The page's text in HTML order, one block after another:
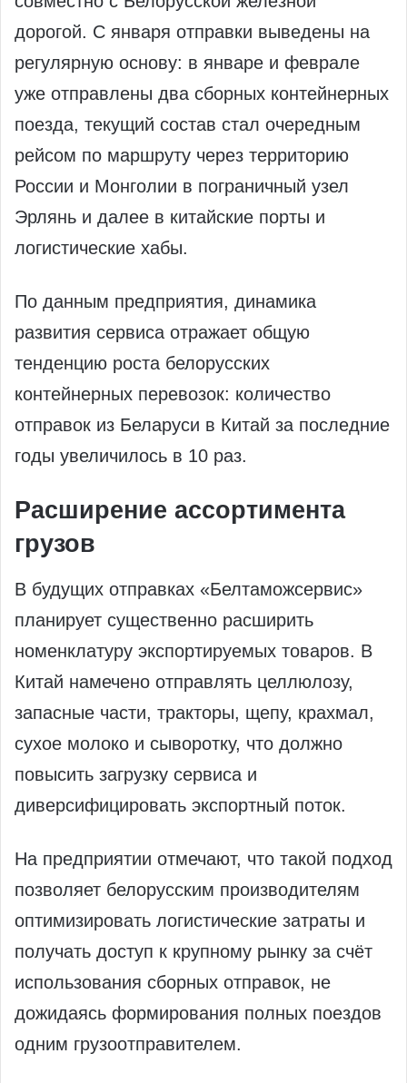
дорогой. С января отправки выведены на
регулярную основу: в январе и феврале
уже отправлены два сборных контейнерных
поезда, текущий состав стал очередным
рейсом по маршруту через территорию
России и Монголии в пограничный узел
Эрлянь и далее в китайские порты и
логистические хабы.
По данным предприятия, динамика
развития сервиса отражает общую
тенденцию роста белорусских
контейнерных перевозок: количество
отправок из Беларуси в Китай за последние
годы увеличилось в 10 раз.
Расширение ассортимента
грузов
В будущих отправках «Белтаможсервис»
планирует существенно расширить
номенклатуру экспортируемых товаров. В
Китай намечено отправлять целлюлозу,
запасные части, тракторы, щепу, крахмал,
сухое молоко и сыворотку, что должно
повысить загрузку сервиса и
диверсифицировать экспортный поток.
На предприятии отмечают, что такой подход
позволяет белорусским производителям
оптимизировать логистические затраты и
получать доступ к крупному рынку за счёт
использования сборных отправок, не
дожидаясь формирования полных поездов
одним грузоотправителем.